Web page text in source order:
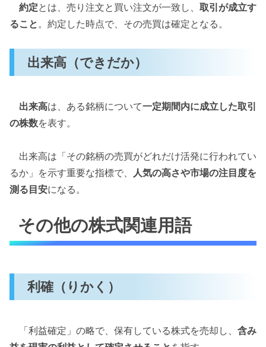
約定とは、売り注文と買い注文が一致し、 取引が成立す
ること 。約定した時点で、その売買は確定となる。
出来高（できだか）
出来高は、ある銘柄について一定期間内に成立した取引
の株数を表す。
出来高は「その銘柄の売買がどれだけ活発に行われてい
るか」を示す重要な指標で、 人気の高さや市場の注目度を
測る目安になる。
その他の株式関連用語
利確（りかく）
「利益確定」の略で、保有している株式を売却し、 含み